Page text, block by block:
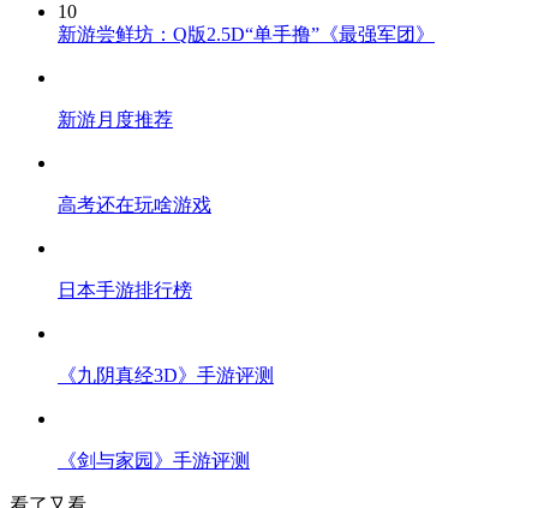
10
新游尝鲜坊：Q版2.5D“单手撸”《最强军团》
新游月度推荐
高考还在玩啥游戏
日本手游排行榜
《九阴真经3D》手游评测
《剑与家园》手游评测